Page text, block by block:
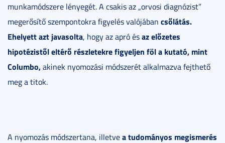
munkamódszere lényegét. A csakis az „orvosi diagnózist”
megerősítő szempontokra figyelés valójában csőlátás.
Ehelyett azt javasolta, hogy az apró ésaz előzetes
hipotézistől eltérő részletekre figyeljen föl a kutató, mint
Columbo,akinek nyomozási módszerét alkalmazva fejthető
meg a titok.
A nyomozás módszertana, illetvea tudományos megismerés